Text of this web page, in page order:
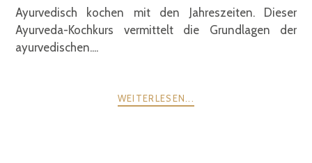
Ayurvedisch kochen mit den Jahreszeiten. Dieser
Ayurveda-Kochkurs vermittelt die Grundlagen der
ayurvedischen....
WEITERLESEN...